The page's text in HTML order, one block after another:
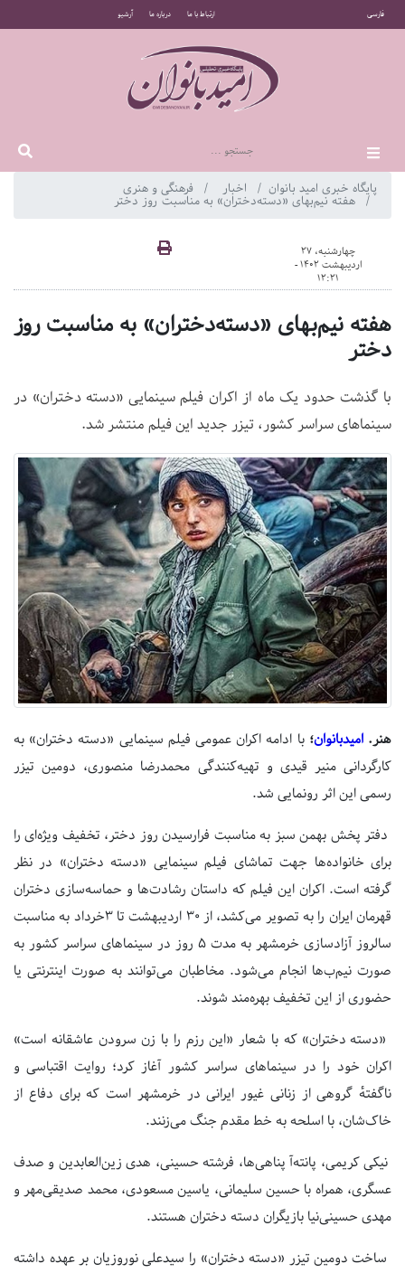
فارسی ارتباط با ما درباره ما آرشیو
پایگاه خبری امید بانوان اخبار فرهنگی و هنری
هفته نیم‌بهای «دسته‌دختران» به مناسبت روز دختر
چهارشنبه، 27
اردیبهشت 1402 -
12:21
هفته نیم‌بهای «دسته‌دختران» به مناسبت روز
دختر
با گذشت حدود یک ماه از اکران فیلم سینمایی «دسته دختران» در
سینما‌های سراسر کشور، تیزر جدید این فیلم منتشر شد.
هنر.امیدبانوان؛ با ادامه اکران عمومی فیلم سینمایی «دسته دختران» به
کارگردانی منیر قیدی و تهیه‌کنندگی محمدرضا منصوری، دومین تیزر
رسمی این اثر رونمایی شد.
دفتر پخش بهمن سبز به مناسبت فرارسیدن روز دختر، تخفیف ویژه‌ای را
برای خانواده‌ها جهت تماشای فیلم سینمایی «دسته دختران» در نظر
گرفته است. اکران این فیلم که داستان رشادت‌ها و حماسه‌سازی دختران
قهرمان ایران را به تصویر می‌کشد، از ۳۰ اردیبهشت تا ۳خرداد به مناسبت
سالروز آزادسازی خرمشهر به مدت ۵ روز در سینما‌های سراسر کشور به
صورت نیم‌ب‌ها انجام می‌شود. مخاطبان می‌توانند به صورت اینترنتی یا
حضوری از این تخفیف بهره‌مند شوند.
«دسته دختران» که با شعار «این رزم را با زن سرودن عاشقانه است»
اکران خود را در سینما‌های سراسر کشور آغاز کرد؛ روایت اقتباسی و
ناگفتهٔ گروهی از زنانی غیور ایرانی در خرمشهر است که برای دفاع از
خاک‌شان، با اسلحه به خط مقدم جنگ می‌زنند.
نیکی کریمی، پانته‌آ پناهی‌ها، فرشته حسینی، هدی زین‌العابدین و صدف
عسگری، همراه با حسین سلیمانی، یاسین مسعودی، محمد صدیقی‌مهر و
مهدی حسینی‌نیا بازیگران دسته دختران هستند.
ساخت دومین تیزر «دسته دختران» را سیدعلی نوروزیان بر عهده داشته